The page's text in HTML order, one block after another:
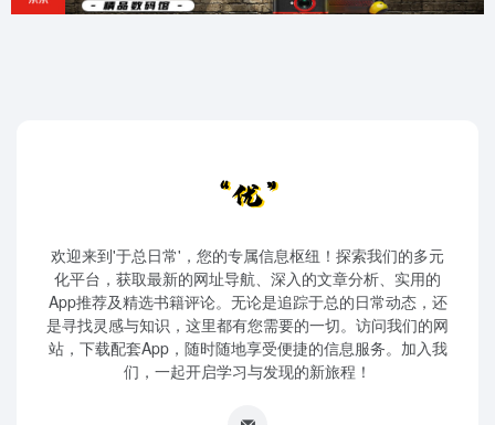
欢迎来到'于总日常'，您的专属信息枢纽！探索我们的多元
化平台，获取最新的网址导航、深入的文章分析、实用的
App推荐及精选书籍评论。无论是追踪于总的日常动态，还
是寻找灵感与知识，这里都有您需要的一切。访问我们的网
站，下载配套App，随时随地享受便捷的信息服务。加入我
们，一起开启学习与发现的新旅程！